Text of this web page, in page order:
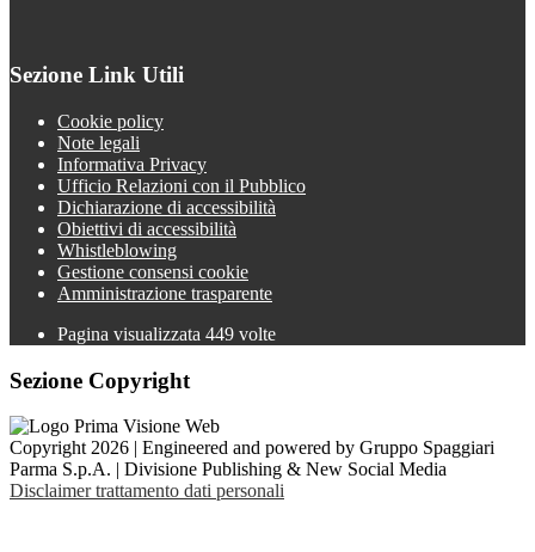
Sezione Link Utili
Cookie policy
Note legali
Informativa Privacy
Ufficio Relazioni con il Pubblico
Dichiarazione di accessibilità
Obiettivi di accessibilità
Whistleblowing
Gestione consensi cookie
Amministrazione trasparente
Pagina visualizzata 449 volte
Sezione Copyright
Copyright 2026 | Engineered and powered by Gruppo Spaggiari
Parma S.p.A. | Divisione Publishing & New Social Media
Disclaimer trattamento dati personali